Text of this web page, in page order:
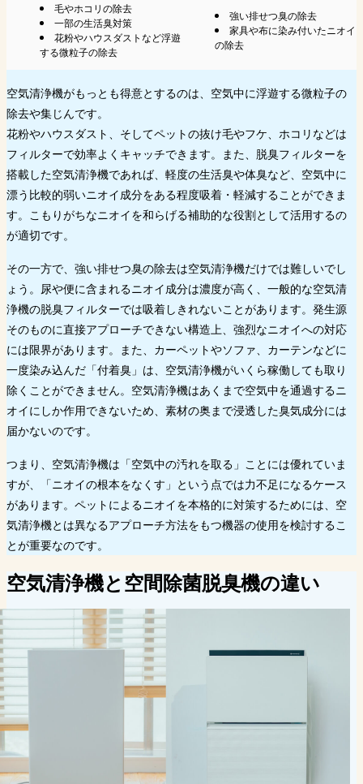
毛やホコリの除去
一部の生活臭対策
花粉やハウスダストなど浮遊
する微粒子の除去
強い排せつ臭の除去
家具や布に染み付いたニオイ
の除去
空気清浄機がもっとも得意とするのは、空気中に浮遊する微粒子の
除去や集じんです。
花粉やハウスダスト、そしてペットの抜け毛やフケ、ホコリなどは
フィルターで効率よくキャッチできます。また、脱臭フィルターを
搭載した空気清浄機であれば、軽度の生活臭や体臭など、空気中に
漂う比較的弱いニオイ成分をある程度吸着・軽減することができま
す。こもりがちなニオイを和らげる補助的な役割として活用するの
が適切です。
その一方で、強い排せつ臭の除去は空気清浄機だけでは難しいでし
ょう。尿や便に含まれるニオイ成分は濃度が高く、一般的な空気清
浄機の脱臭フィルターでは吸着しきれないことがあります。発生源
そのものに直接アプローチできない構造上、強烈なニオイへの対応
には限界があります。また、カーペットやソファ、カーテンなどに
一度染み込んだ「付着臭」は、空気清浄機がいくら稼働しても取り
除くことができません。空気清浄機はあくまで空気中を通過するニ
オイにしか作用できないため、素材の奥まで浸透した臭気成分には
届かないのです。
つまり、空気清浄機は「空気中の汚れを取る」ことには優れていま
すが、「ニオイの根本をなくす」という点では力不足になるケース
があります。ペットによるニオイを本格的に対策するためには、空
気清浄機とは異なるアプローチ方法をもつ機器の使用を検討するこ
とが重要なのです。
空気清浄機と空間除菌脱臭機の違い